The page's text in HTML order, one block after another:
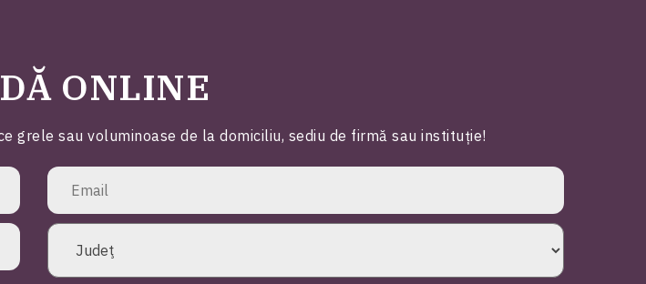
ONLINE
grele sau voluminoase de la domiciliu, sediu de firmă sau instituție!